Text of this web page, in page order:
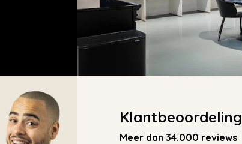
Klantbeoordeling
Meer dan 34.000 reviews